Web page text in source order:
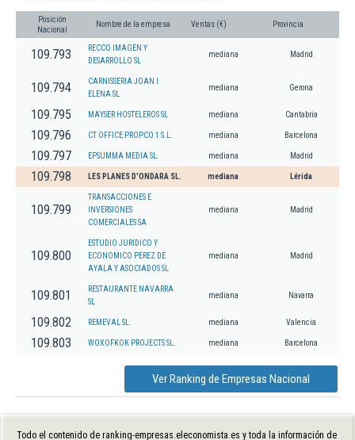
Posición
Nacional
Nombre de la empresa Ventas (€) Provincia
109.793
RECCO IMAGEN Y
DESARROLLO SL
mediana Madrid
109.794
CARNISSERIA JOAN I
ELENA SL
mediana Gerona
109.795 MAYSER HOSTELEROS SL mediana Cantabria
109.796 CT OFFICE PROPCO 1 S.L. mediana Barcelona
109.797 EPSUMMA MEDIA SL. mediana Madrid
109.798 LES PLANES D'ONDARA SL. mediana Lérida
109.799
TRANSACCIONES E
INVERSIONES
COMERCIALES SA
mediana Madrid
109.800
ESTUDIO JURIDICO Y
ECONOMICO PEREZ DE
AYALA Y ASOCIADOS SL
mediana Madrid
109.801
RESTAURANTE NAVARRA
SL
mediana Navarra
109.802 REMEVAL SL mediana Valencia
109.803 WOXOFKOK PROJECTS SL. mediana Barcelona
Ver Ranking de Empresas Nacional
Todo el contenido de ranking-empresas.eleconomista.es y toda la información de